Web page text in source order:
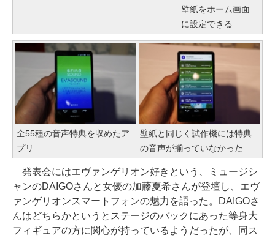
壁紙をホーム画面
に設定できる
全55種の音声特典を収めたア
プリ
壁紙と同じく試作機には特典
の音声が揃っていなかった
発表会にはエヴァンゲリオン好きという、ミュージシ
ャンのDAIGOさんと女優の加藤夏希さんが登壇し、エヴ
ァンゲリオンスマートフォンの魅力を語った。DAIGOさ
んはどちらかというとステージのバックにあった等身大
フィギュアの方に関心が持っているようだったが、同ス